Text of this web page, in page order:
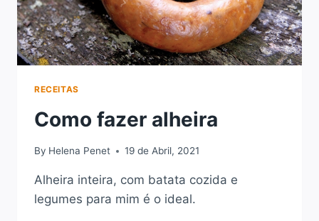
RECEITAS
Como fazer alheira
By Helena Penet 19 de Abril, 2021
Alheira inteira, com batata cozida e
legumes para mim é o ideal.